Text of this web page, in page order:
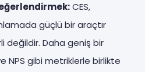
CES,
güçlü bir araçtır
değildir. Daha geniş bir
NPS gibi metriklerle birlikte